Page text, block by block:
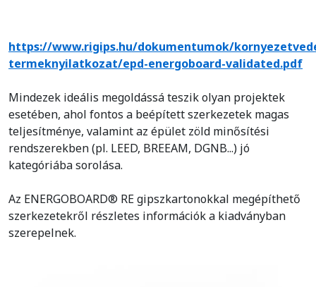
https://www.rigips.hu/dokumentumok/
termeknyilatkozat/epd-energoboard-validated.pdf
Mindezek ideális megoldássá teszik olyan projektek
esetében, ahol fontos a beépített szerkezetek magas
teljesítménye, valamint az épület zöld minősítési
rendszerekben (pl. LEED, BREEAM, DGNB...) jó
kategóriába sorolása.
Az ENERGOBOARD® RE gipszkartonokkal megépíthető
szerkezetekről részletes információk a kiadványban
szerepelnek.